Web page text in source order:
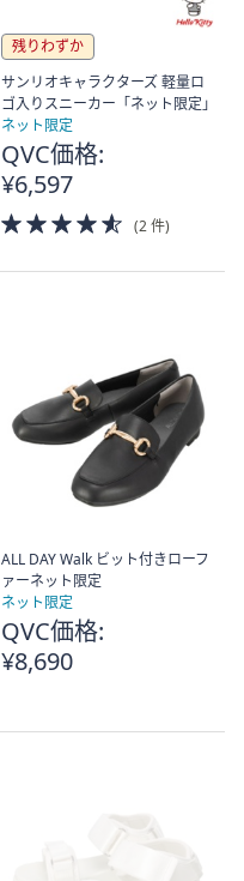
残りわずか
サンリオキャラクターズ 軽量ロ
ゴ入りスニーカー「ネット限定」
ネット限定
QVC価格:
¥6,597
4.5
of
(2 件)
ALL DAY Walk ビット付きローフ
ァーネット限定
ネット限定
QVC価格:
¥8,690